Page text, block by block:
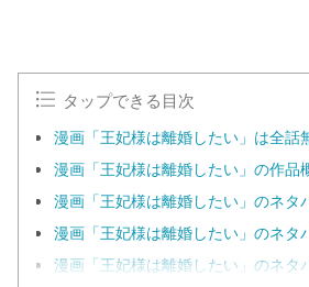
タップできる目次
漫画「王妃様は離婚したい」は全話
漫画「王妃様は離婚したい」の作品
漫画「王妃様は離婚したい」のネタ
漫画「王妃様は離婚したい」のネタ
漫画「王妃様は離婚したい」のネタ